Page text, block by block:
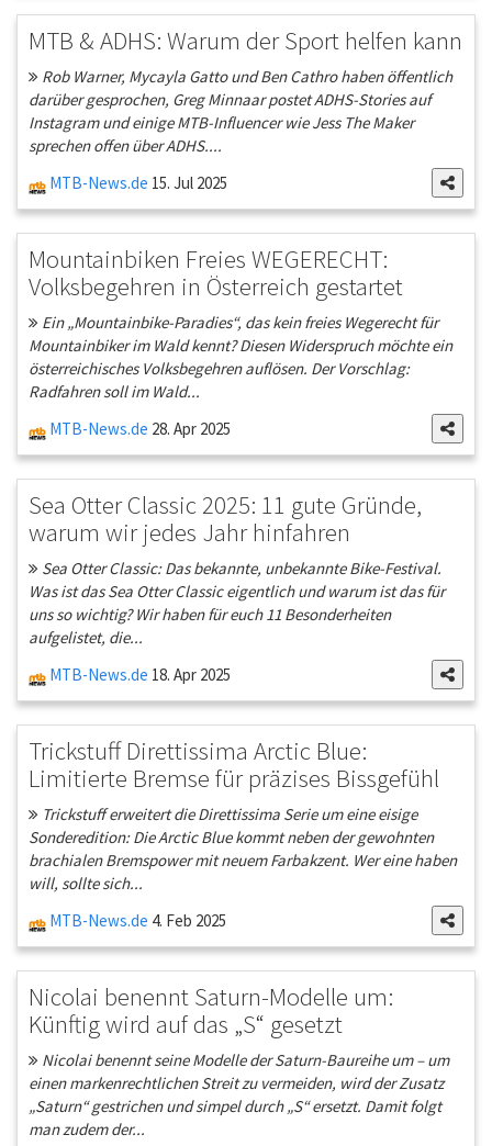
MTB & ADHS: Warum der Sport helfen kann
Rob Warner, Mycayla Gatto und Ben Cathro haben öffentlich
darüber gesprochen, Greg Minnaar postet ADHS-Stories auf
Instagram und einige MTB-Influencer wie Jess The Maker
sprechen offen über ADHS....
MTB-News.de 15. Jul 2025
Mountainbiken Freies WEGERECHT:
Volksbegehren in Österreich gestartet
Ein „Mountainbike-Paradies“, das kein freies Wegerecht für
Mountainbiker im Wald kennt? Diesen Widerspruch möchte ein
österreichisches Volksbegehren auflösen. Der Vorschlag:
Radfahren soll im Wald...
MTB-News.de 28. Apr 2025
Sea Otter Classic 2025: 11 gute Gründe,
warum wir jedes Jahr hinfahren
Sea Otter Classic: Das bekannte, unbekannte Bike-Festival.
Was ist das Sea Otter Classic eigentlich und warum ist das für
uns so wichtig? Wir haben für euch 11 Besonderheiten
aufgelistet, die...
MTB-News.de 18. Apr 2025
Trickstuff Direttissima Arctic Blue:
Limitierte Bremse für präzises Bissgefühl
Trickstuff erweitert die Direttissima Serie um eine eisige
Sonderedition: Die Arctic Blue kommt neben der gewohnten
brachialen Bremspower mit neuem Farbakzent. Wer eine haben
will, sollte sich...
MTB-News.de 4. Feb 2025
Nicolai benennt Saturn-Modelle um:
Künftig wird auf das „S“ gesetzt
Nicolai benennt seine Modelle der Saturn-Baureihe um – um
einen markenrechtlichen Streit zu vermeiden, wird der Zusatz
„Saturn“ gestrichen und simpel durch „S“ ersetzt. Damit folgt
man zudem der...